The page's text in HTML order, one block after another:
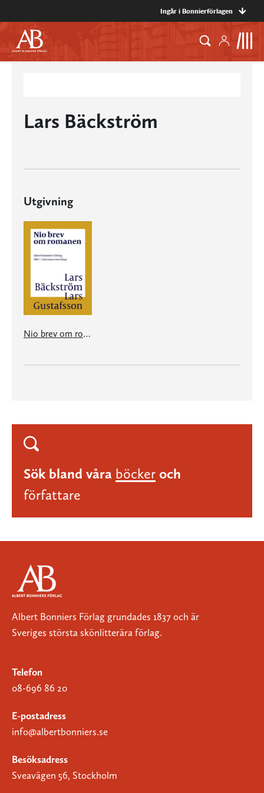
Ingår i Bonnierförlagen
Lars Bäckström
Utgivning
Nio brev om romanen
Sök bland våra böcker och
författare
Albert Bonniers Förlag grundades 1837 och är
Sveriges största skönlitterära förlag.
Telefon
08-696 86 20
E-postadress
info@albertbonniers.se
Besöksadress
Sveavägen 56, Stockholm